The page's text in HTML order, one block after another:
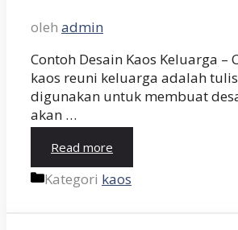
oleh admin
Contoh Desain Kaos Keluarga –
kaos reuni keluarga adalah
digunakan untuk membuat
akan …
Read more
Kategori kaos